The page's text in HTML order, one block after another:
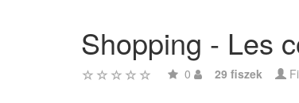
Shopping - Les
0 29 fiszek